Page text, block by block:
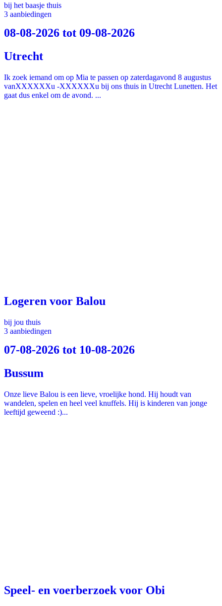
bij het baasje thuis
3 aanbiedingen
08-08-2026 tot 09-08-2026
Utrecht
Ik zoek iemand om op Mia te passen op zaterdagavond 8 augustus
vanXXXXXXu -XXXXXXu bij ons thuis in Utrecht Lunetten. Het
gaat dus enkel om de avond. ...
Logeren voor Balou
bij jou thuis
3 aanbiedingen
07-08-2026 tot 10-08-2026
Bussum
Onze lieve Balou is een lieve, vroelijke hond. Hij houdt van
wandelen, spelen en heel veel knuffels. Hij is kinderen van jonge
leeftijd geweend :)...
Speel- en voerberzoek voor Obi